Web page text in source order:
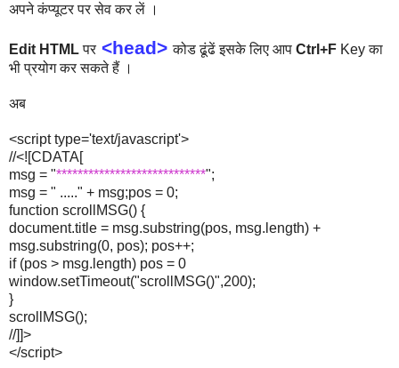
अपने कंप्यूटर पर सेव कर लें ।
Edit HTML पर <head>कोड ढूंढें इसके लिए आप Ctrl+F Key का
भी प्रयोग कर सकते हैं ।
अब
<script type='text/javascript'>
//<![CDATA[
msg = "****************************";
msg = " ....." + msg;pos = 0;
function scrollMSG() {
document.title = msg.substring(pos, msg.length) +
msg.substring(0, pos); pos++;
if (pos > msg.length) pos = 0
window.setTimeout("scrollMSG()",200);
}
scrollMSG();
//]]>
</script>